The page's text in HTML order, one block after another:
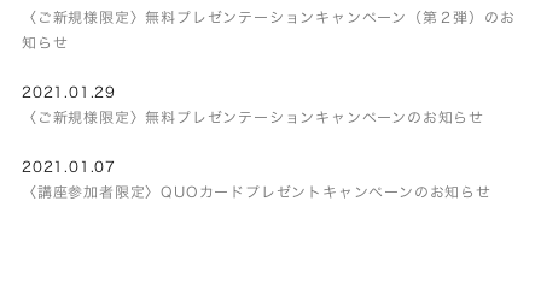
〈ご新規様限定〉無料プレゼンテーションキャンペーン（第２弾）のお
知らせ
2021.01.29
〈ご新規様限定〉無料プレゼンテーションキャンペーンのお知らせ
2021.01.07
〈講座参加者限定〉QUOカードプレゼントキャンペーンのお知らせ